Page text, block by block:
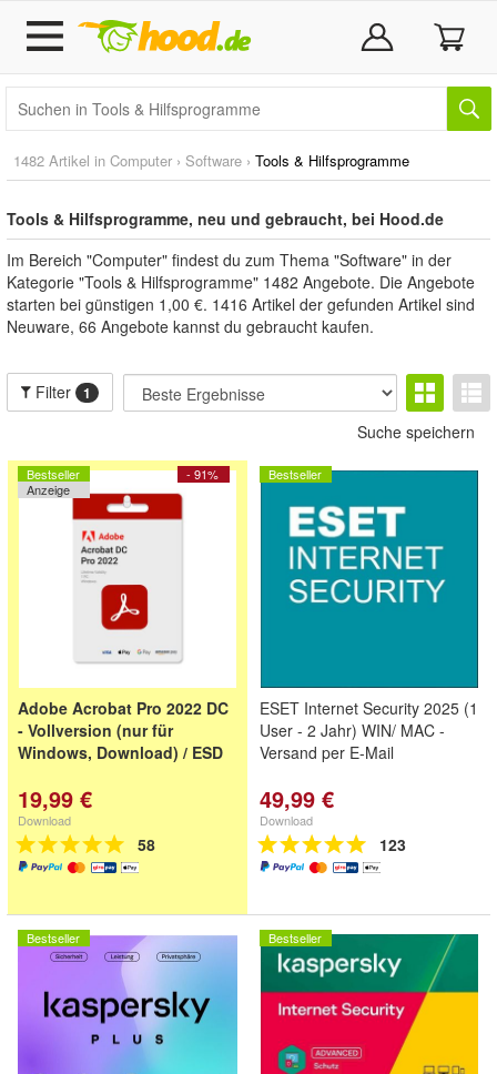
1482 Artikel in Computer › Software › Tools & Hilfsprogramme
Tools & Hilfsprogramme, neu und gebraucht, bei Hood.de
Im Bereich "Computer" findest du zum Thema "Software" in der
Kategorie "Tools & Hilfsprogramme" 1482 Angebote. Die Angebote
starten bei günstigen 1,00 €. 1416 Artikel der gefunden Artikel sind
Neuware, 66 Angebote kannst du gebraucht kaufen.
Filter 1
Suche speichern
- 91%
Bestseller
Anzeige
Adobe Acrobat Pro 2022 DC
- Vollversion (nur für
Windows, Download) / ESD
19,99 €
Download
58
Bestseller
ESET Internet Security 2025 (1
User - 2 Jahr) WIN/ MAC -
Versand per E-Mail
49,99 €
Download
123
Bestseller Bestseller